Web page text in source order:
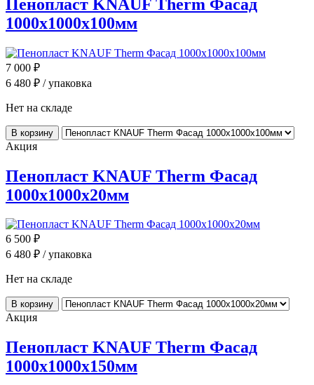
Пенопласт KNAUF Therm Фасад
1000x1000x100мм
7 000 ₽
6 480 ₽ / упаковка
Нет на складе
В корзину
Акция
Пенопласт KNAUF Therm Фасад
1000x1000x20мм
6 500 ₽
6 480 ₽ / упаковка
Нет на складе
В корзину
Акция
Пенопласт KNAUF Therm Фасад
1000x1000x150мм